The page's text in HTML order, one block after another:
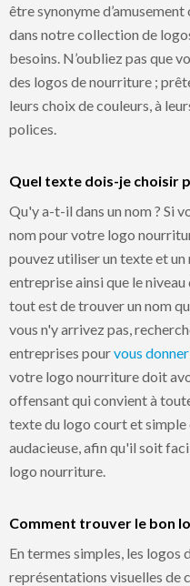
être synonyme
dans notre collection de
besoins. N’oubliez pas que
des logos de nourriture ;
leurs choix de couleurs, à
polices.
Quel texte dois-je choisir
Qu'y a-t-il dans un nom ? Si
nom pour votre logo
pouvez utiliser un texte et
entreprise ainsi que le
tout est de trouver un nom
vous n'y arrivez pas,
entreprises pourvous
votre logo nourriture doit
offensant qui convient à
texte du logo court et
audacieuse, afin qu'il soit
logo nourriture.
Comment trouver le bon
En termes simples, les logos
représentations visuelles de